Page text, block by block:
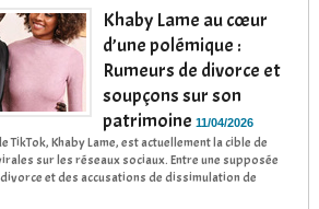
Khaby Lame au cœur
d’une polémique :
Rumeurs de divorce et
soupçons sur son
patrimoine 11/04/2026
TikTok, Khaby Lame, est actuellement la cible de
sur les réseaux sociaux. Entre une supposée
et des accusations de dissimulation de